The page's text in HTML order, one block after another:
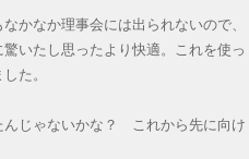
かなか理事会には出られないので、
いたし思ったより快適。これを使っ
た。
んじゃないかな？ これから先に向け